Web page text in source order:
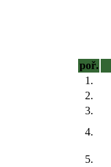
poř.
1.
2.
3.
4.
5.